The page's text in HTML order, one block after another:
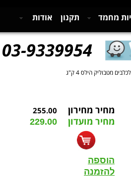
מחמד תקנון אודות
03-9339954
מטבוליק הילס 4 ק"ג
מחיר מחירון 255.00
מחיר מועדון 229.00
הוספה
להזמנה